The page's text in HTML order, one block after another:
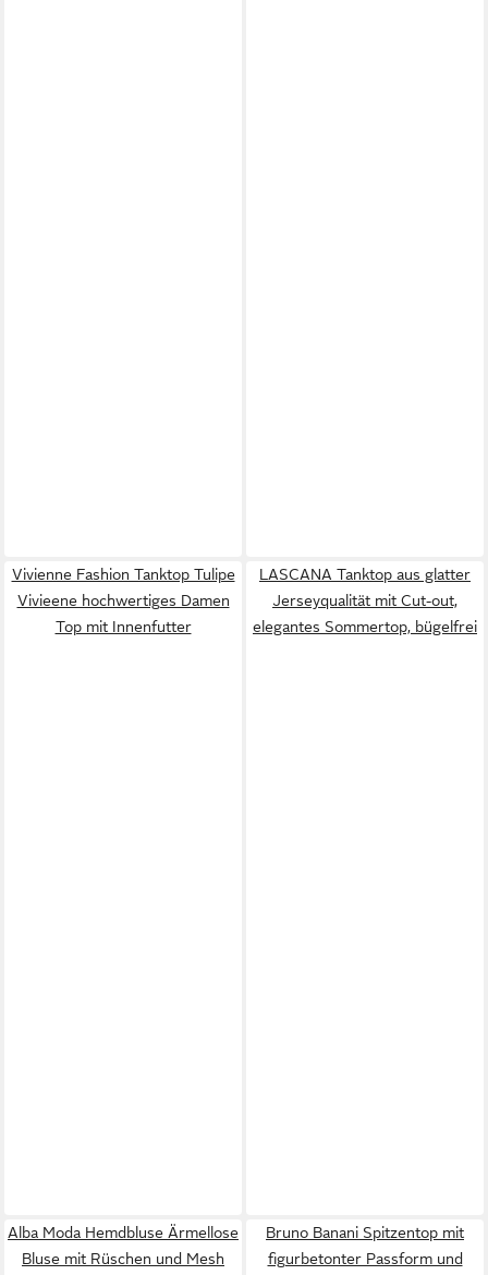
Vivienne Fashion Tanktop Tulipe
Vivieene hochwertiges Damen
Top mit Innenfutter
LASCANA Tanktop aus glatter
Jerseyqualität mit Cut-out,
elegantes Sommertop, bügelfrei
Alba Moda Hemdbluse Ärmellose
Bluse mit Rüschen und Mesh
Bruno Banani Spitzentop mit
figurbetonter Passform und